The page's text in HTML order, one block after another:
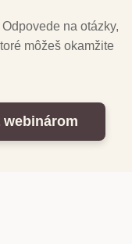
na otázky,
môžeš okamžite